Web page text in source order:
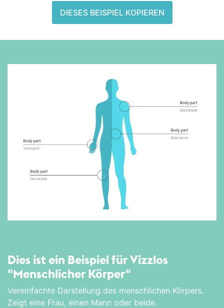
DIESES BEISPIEL KOPIEREN
Dies ist ein Beispiel für Vizzlos
"Menschlicher Körper"
Vereinfachte Darstellung des menschlichen Körpers.
Zeigt eine Frau, einen Mann oder beide.